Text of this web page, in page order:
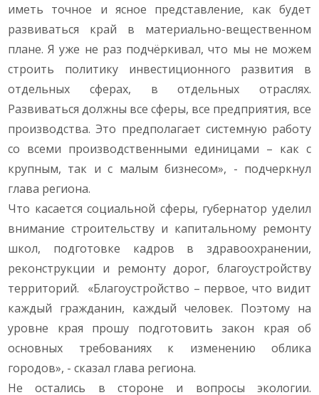
иметь точное и ясное представление, как будет
развиваться край в материально-вещественном
плане. Я уже не раз подчёркивал, что мы не можем
строить политику инвестиционного развития в
отдельных сферах, в отдельных отраслях.
Развиваться должны все сферы, все предприятия, все
производства. Это предполагает системную работу
со всеми производственными единицами – как с
крупным, так и с малым бизнесом», - подчеркнул
глава региона.
Что касается социальной сферы, губернатор уделил
внимание строительству и капитальному ремонту
школ, подготовке кадров в здравоохранении,
реконструкции и ремонту дорог, благоустройству
территорий. «Благоустройство – первое, что видит
каждый гражданин, каждый человек. Поэтому на
уровне края прошу подготовить закон края об
основных требованиях к изменению облика
городов», - сказал глава региона.
Не остались в стороне и вопросы экологии.